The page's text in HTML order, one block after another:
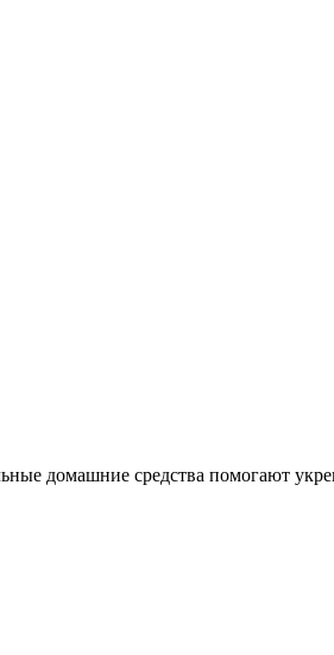
домашние средства помогают